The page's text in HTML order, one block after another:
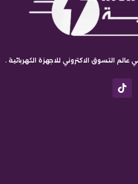
التسوق الاكتروني للاجهزة الكهربائية .